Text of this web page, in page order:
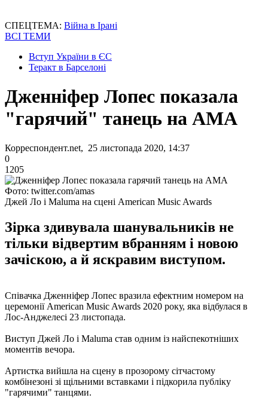
СПЕЦТЕМА: Війна в Ірані
ВСІ ТЕМИ
Вступ України в ЄС
Теракт в Барселоні
Дженніфер Лопес показала
"гарячий" танець на AMA
Корреспондент.net, 25 листопада 2020, 14:37
0
1205
Фото: twitter.com/amas
Джей Ло і Maluma на сцені American Music Awards
Зірка здивувала шанувальників не
тільки відвертим вбранням і новою
зачіскою, а й яскравим виступом.
Співачка Дженніфер Лопес вразила ефектним номером на
церемонії American Music Awards 2020 року, яка відбулася в
Лос-Анджелесі 23 листопада.
Виступ Джей Ло і Maluma став одним із найспекотніших
моментів вечора.
Артистка вийшла на сцену в прозорому сітчастому
комбінезоні зі щільними вставками і підкорила публіку
"гарячими" танцями.